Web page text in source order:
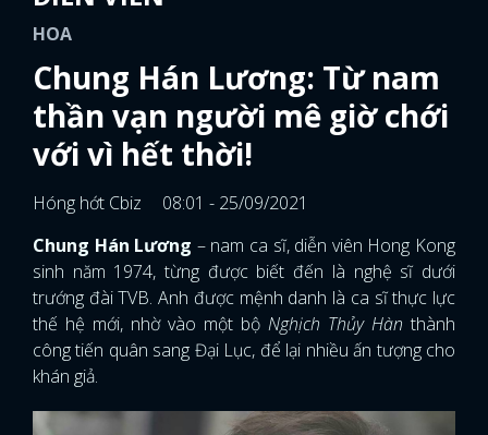
HOA
Chung Hán Lương: Từ nam
thần vạn người mê giờ chới
với vì hết thời!
Hóng hớt Cbiz
08:01 - 25/09/2021
Chung Hán Lương – nam ca sĩ, diễn viên Hong Kong
sinh năm 1974, từng được biết đến là nghệ sĩ dưới
trướng đài TVB. Anh được mệnh danh là ca sĩ thực lực
thế hệ mới, nhờ vào một bộ Nghịch Thủy Hàn thành
công tiến quân sang Đại Lục, để lại nhiều ấn tượng cho
khán giả.